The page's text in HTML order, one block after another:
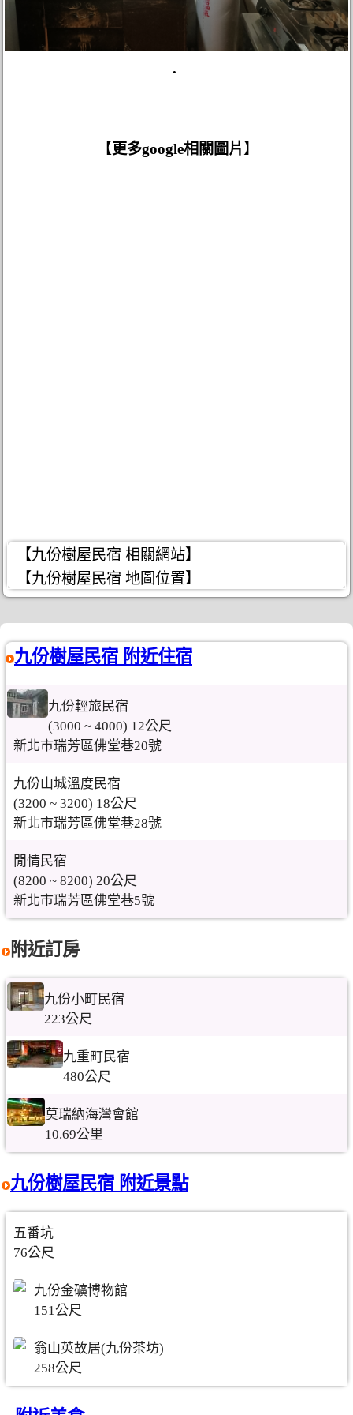
.
【 更多google相關圖片 】
【九份樹屋民宿 相關網站】
【九份樹屋民宿 地圖位置】
九份樹屋民宿 附近住宿
九份輕旅民宿
(3000 ~ 4000) 12公尺
新北市瑞芳區佛堂巷20號
九份山城溫度民宿
(3200 ~ 3200) 18公尺
新北市瑞芳區佛堂巷28號
閒情民宿
(8200 ~ 8200) 20公尺
新北市瑞芳區佛堂巷5號
附近訂房
九份小町民宿
223公尺
九重町民宿
480公尺
莫瑞納海灣會館
10.69公里
九份樹屋民宿 附近景點
五番坑
76公尺
九份金礦博物館
151公尺
翁山英故居(九份茶坊)
258公尺